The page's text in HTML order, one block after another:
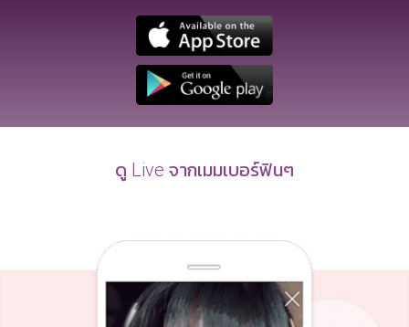
ดู Live จากเมมเบอร์ฟินๆ